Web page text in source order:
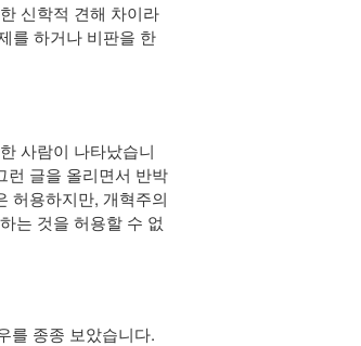
신학적 견해 차이라
를 하거나 비판을 한
사람이 나타났습니
런 글을 올리면서 반박
허용하지만, 개혁주의
는 것을 허용할 수 없
를 종종 보았습니다.